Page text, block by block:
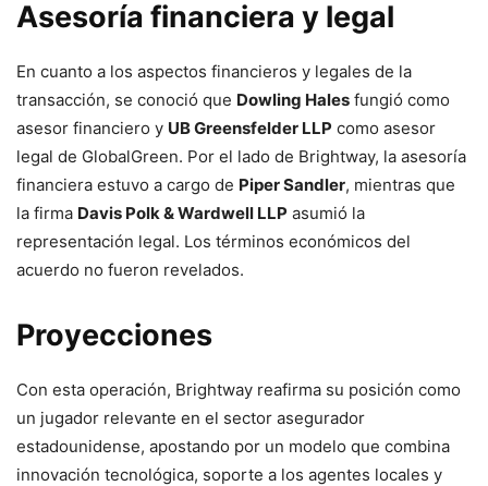
Asesoría financiera y legal
En cuanto a los aspectos financieros y legales de la
transacción, se conoció que Dowling Hales fungió como
asesor financiero y UB Greensfelder LLP como asesor
legal de GlobalGreen. Por el lado de Brightway, la asesoría
financiera estuvo a cargo de Piper Sandler, mientras que
la firma Davis Polk & Wardwell LLP asumió la
representación legal. Los términos económicos del
acuerdo no fueron revelados.
Proyecciones
Con esta operación, Brightway reafirma su posición como
un jugador relevante en el sector asegurador
estadounidense, apostando por un modelo que combina
innovación tecnológica, soporte a los agentes locales y